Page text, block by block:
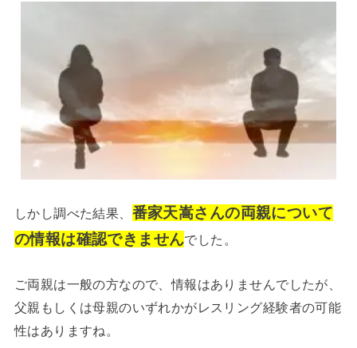
しかし調べた結果、 番家天嵩さんの両親について
の情報は確認できませんでした。
ご両親は一般の方なので、情報はありませんでしたが、
父親もしくは母親のいずれかがレスリング経験者の可能
性はありますね。